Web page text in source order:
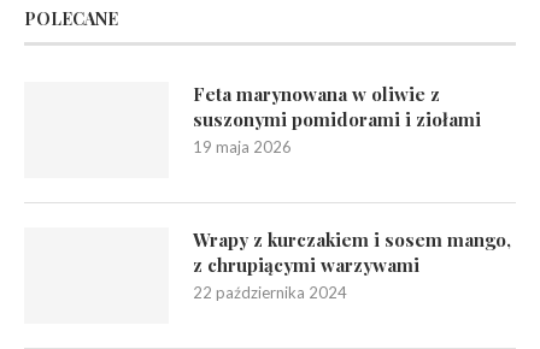
POLECANE
Feta marynowana w oliwie z
suszonymi pomidorami i ziołami
19 maja 2026
Wrapy z kurczakiem i sosem mango,
z chrupiącymi warzywami
22 października 2024